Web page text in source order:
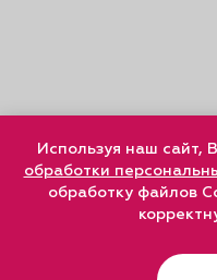
Используя наш сайт,
обработки
обработку файлов